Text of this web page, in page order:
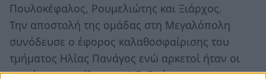
Πουλοκέφαλος, Ρουμελιώτης και Ξιάρχος.
Την αποστολή της ομάδας στη Μεγαλόπολη
συνόδευσε ο έφορος καλαθοσφαίρισης του
τμήματος Ηλίας Πανάγος ενώ αρκετοί ήταν οι
γονείς και οι φίλοι της Α.Ε. Σπάρτης που